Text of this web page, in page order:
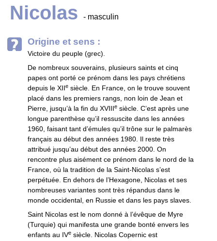
Nicolas - masculin
Origine et sens :
Victoire du peuple (grec).
De nombreux souverains, plusieurs saints et cinq
papes ont porté ce prénom dans les pays chrétiens
depuis le XIIe siècle. En France, on le trouve souvent
placé dans les premiers rangs, non loin de Jean et
Pierre, jusqu’à la fin du XVIIIe siècle. C’est après une
longue parenthèse qu’il ressuscite dans les années
1960, faisant tant d’émules qu’il trône sur le palmarès
français au début des années 1980. Il reste très
attribué jusqu’au début des années 2000. On
rencontre plus aisément ce prénom dans le nord de la
France, où la tradition de la Saint-Nicolas s’est
perpétuée. En dehors de l’Hexagone, Nicolas et ses
nombreuses variantes sont très répandus dans le
monde occidental, en Russie et dans les pays slaves.
Saint Nicolas est le nom donné à l’évêque de Myre
(Turquie) qui manifesta une grande bonté envers les
enfants au IVe siècle. Nicolas Copernic est